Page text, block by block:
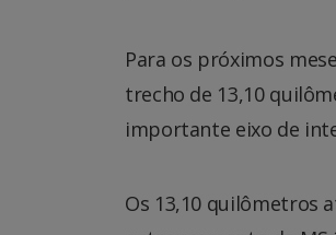
Para os próximos
trecho de 13,10
importante eixo de
Os 13,10 quilômetros